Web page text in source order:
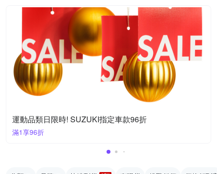
運動品類日限時! SUZUKI指定車款96折
滿1享96折